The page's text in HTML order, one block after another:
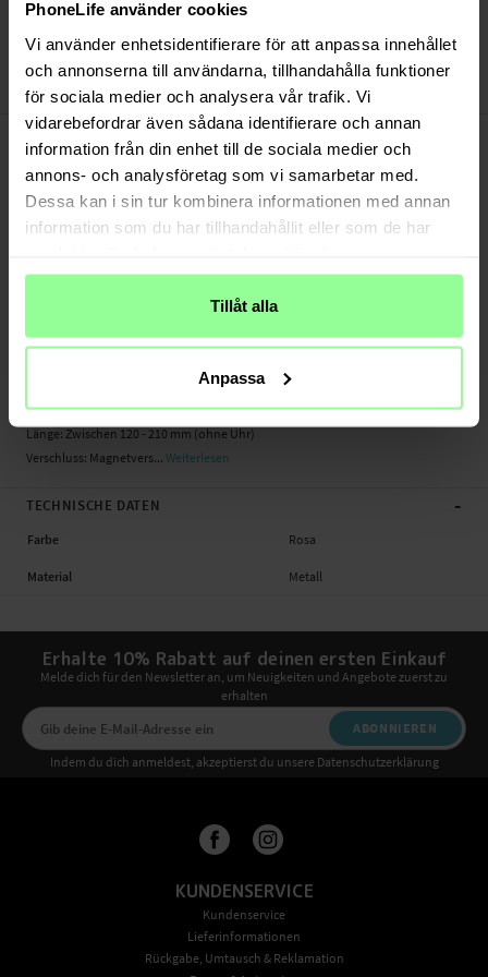
PhoneLife använder cookies
Vi använder enhetsidentifierare för att anpassa innehållet
och annonserna till användarna, tillhandahålla funktioner
för sociala medier och analysera vår trafik. Vi
vidarebefordrar även sådana identifierare och annan
information från din enhet till de sociala medier och
annons- och analysföretag som vi samarbetar med.
Dessa kan i sin tur kombinera informationen med annan
information som du har tillhandahållit eller som de har
Tillåt alla
Anpassa
30 Tage Rückgaberecht
Art number 54685
PRODUKTBESCHREIBUNG
Ein elegantes Armband aus poliertem rotfreiem Edelstahl, das deiner
Smartwatch einen ganz neuen Look verleiht. Die magnetische Schnalle ist
einfach einstell-, beliebig justier- und kinderleicht austauschbar - für die
perfekte Passform und einen abwechslungsreichen Stil.
- Perfekte Passform dank magnetischer Befestigung
- Armband kann in verschiedenen Farben erworben werden
Geeignet für: Amazfit GTS 2 Mini
Produktart: Milanaise Armband
Länge: Zwischen 120 - 210 mm (ohne Uhr)
Verschluss: Magnetvers... Weiterlesen
TECHNISCHE DATEN -
Farbe Rosa
Material Metall
Erhalte 10% Rabatt auf deinen ersten Einkauf
Melde dich für den Newsletter an, um Neuigkeiten und Angebote zuerst zu
erhalten
ABONNIEREN
Indem du dich anmeldest, akzeptierst du unsere Datenschutzerklärung
KUNDENSERVICE
Kundenservice
Lieferinformationen
Rückgabe, Umtausch & Reklamation